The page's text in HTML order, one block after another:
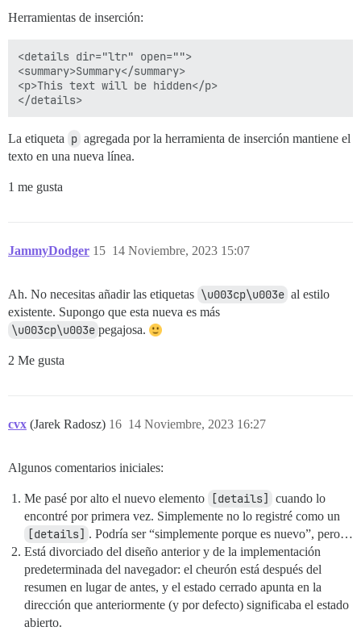
Herramientas de inserción:
<details dir="ltr" open="">
<summary>Summary</summary>
<p>This text will be hidden</p>
La etiqueta p agregada por la herramienta de inserción mantiene el
texto en una nueva línea.
1 me gusta
JammyDodger 14 Noviembre, 2023 15:07
15
Ah. No necesitas añadir las etiquetas \u003cp\u003e al estilo
existente. Supongo que esta nueva es más
\u003cp\u003e pegajosa.
2 Me gusta
cvx (Jarek Radosz) 14 Noviembre, 2023 16:27
16
Algunos comentarios iniciales:
Me pasé por alto el nuevo elemento [details]
cuando lo
encontré por primera vez. Simplemente no lo registré como un
[details] . Podría ser “simplemente porque es nuevo”, pero…
Está divorciado del diseño anterior y de la implementación
predeterminada del navegador: el cheurón está después del
resumen en lugar de antes, y el estado cerrado apunta en la
dirección que anteriormente (y por defecto) significaba el estado
abierto.